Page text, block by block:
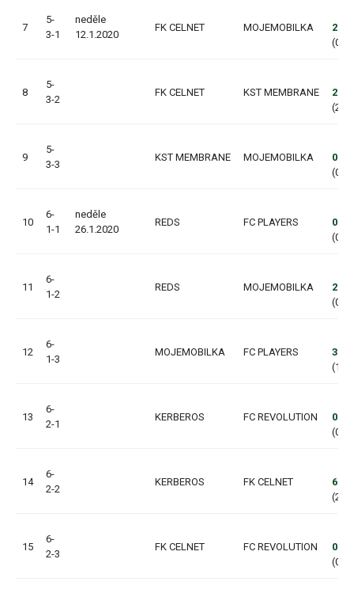
7
5-
3-1
neděle
12.1.2020
FK CELNET MOJEMOBILKA
2:4
(0:2,
8
5-
3-2
FK CELNET KST MEMBRANE
2:2
(2:0,
9
5-
3-3
KST MEMBRANE MOJEMOBILKA
0:5
(0:3,
10
6-
1-1
neděle
26.1.2020
REDS FC PLAYERS
0:1
(0:0,
11
6-
1-2
REDS MOJEMOBILKA
2:3
(0:2,
12
6-
1-3
MOJEMOBILKA FC PLAYERS
3:7
(1:4,
13
6-
2-1
KERBEROS FC REVOLUTION
0:3
(0:1,
14
6-
2-2
KERBEROS FK CELNET
6:1
(2:0,
15
6-
2-3
FK CELNET FC REVOLUTION
0:11
(0:7,